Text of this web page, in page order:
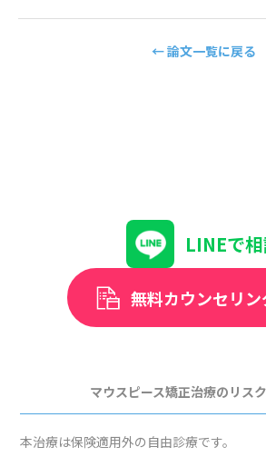
← 論文一覧に戻る
LINEで
無料カウンセリ
マウスピース矯正治療のリス
本治療は保険適用外の自由診療です。